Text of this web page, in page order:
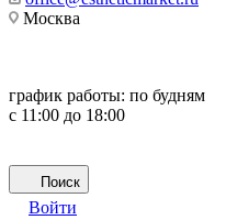
Москва
график работы: по будням
с 11:00 до 18:00
Поиск
Войти